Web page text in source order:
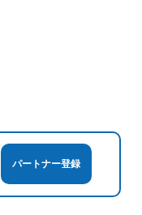
パートナー登録